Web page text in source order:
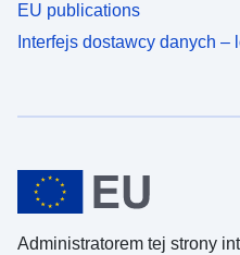
EU publications
Interfejs dostawcy danych –
Administratorem tej strony